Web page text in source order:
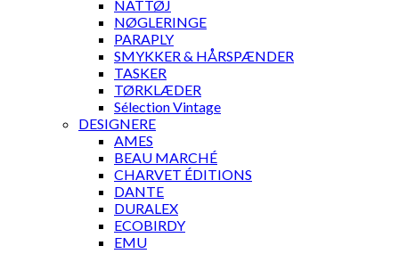
NATTØJ
NØGLERINGE
PARAPLY
SMYKKER & HÅRSPÆNDER
TASKER
TØRKLÆDER
Sélection Vintage
DESIGNERE
AMES
BEAU MARCHÉ
CHARVET ÉDITIONS
DANTE
DURALEX
ECOBIRDY
EMU